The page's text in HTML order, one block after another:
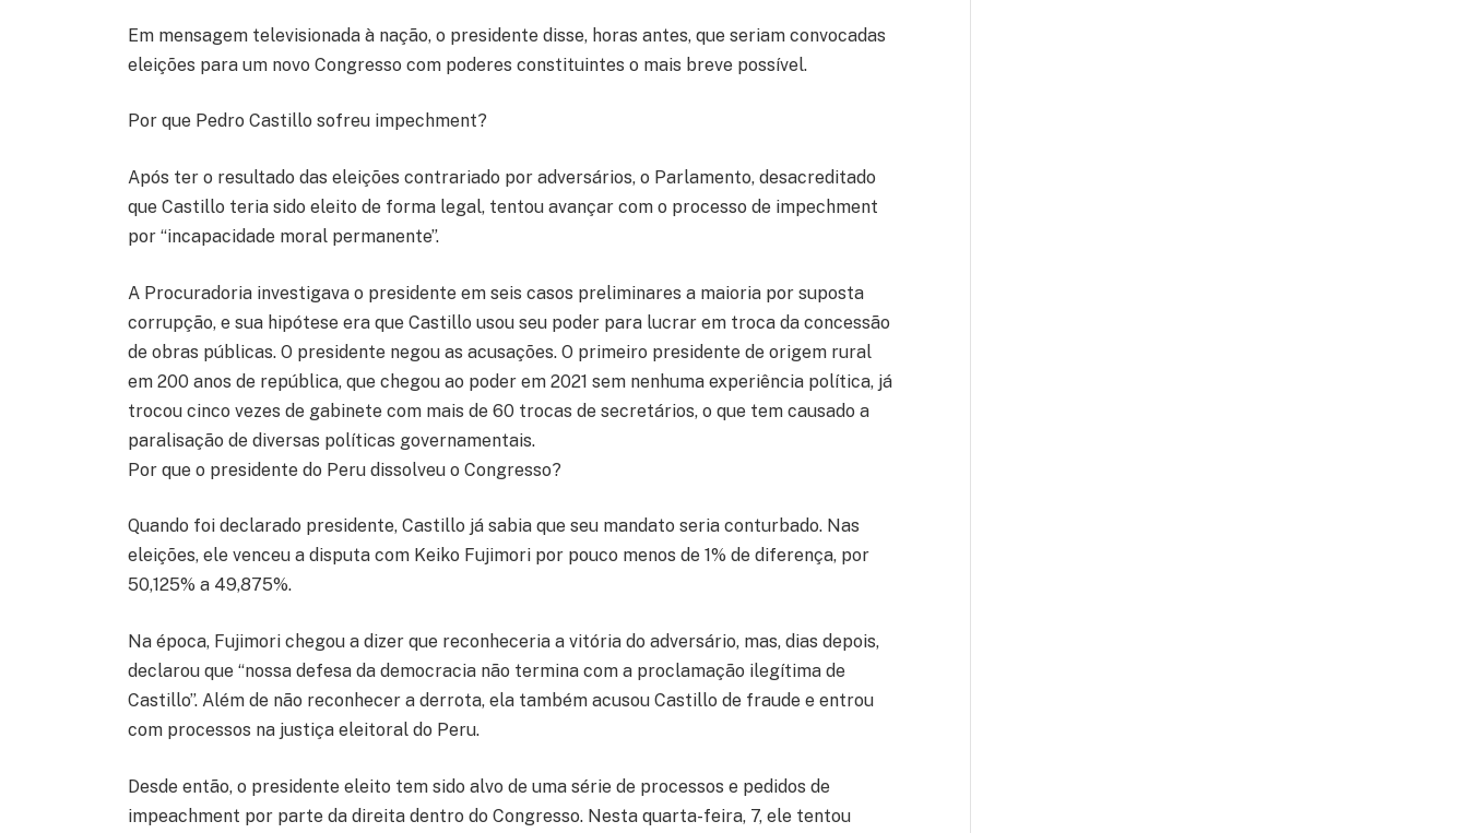
Em mensagem televisionada à nação, o presidente disse, horas antes, que seriam convocadas
eleições para um novo Congresso com poderes constituintes o mais breve possível.
Por que Pedro Castillo sofreu impechment?
Após ter o resultado das eleições contrariado por adversários, o Parlamento, desacreditado
que Castillo teria sido eleito de forma legal, tentou avançar com o processo de impechment
por “incapacidade moral permanente”.
A Procuradoria investigava o presidente em seis casos preliminares a maioria por suposta
corrupção, e sua hipótese era que Castillo usou seu poder para lucrar em troca da concessão
de obras públicas. O presidente negou as acusações. O primeiro presidente de origem rural
em 200 anos de república, que chegou ao poder em 2021 sem nenhuma experiência política, já
trocou cinco vezes de gabinete com mais de 60 trocas de secretários, o que tem causado a
paralisação de diversas políticas governamentais.
Por que o presidente do Peru dissolveu o Congresso?
Quando foi declarado presidente, Castillo já sabia que seu mandato seria conturbado. Nas
eleições, ele venceu a disputa com Keiko Fujimori por pouco menos de 1% de diferença, por
50,125% a 49,875%.
Na época, Fujimori chegou a dizer que reconheceria a vitória do adversário, mas, dias depois,
declarou que “nossa defesa da democracia não termina com a proclamação ilegítima de
Castillo”. Além de não reconhecer a derrota, ela também acusou Castillo de fraude e entrou
com processos na justiça eleitoral do Peru.
Desde então, o presidente eleito tem sido alvo de uma série de processos e pedidos de
impeachment por parte da direita dentro do Congresso. Nesta quarta-feira, 7, ele tentou